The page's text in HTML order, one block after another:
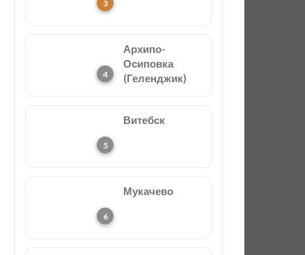
Архипо-
Осиповка
(Геленджик)
Витебск
Мукачево